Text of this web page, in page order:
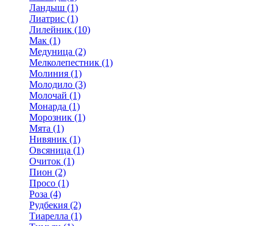
Ландыш (1)
Лиатрис (1)
Лилейник (10)
Мак (1)
Медуница (2)
Мелколепестник (1)
Молиния (1)
Молодило (3)
Молочай (1)
Монарда (1)
Морозник (1)
Мята (1)
Нивяник (1)
Овсяница (1)
Очиток (1)
Пион (2)
Просо (1)
Роза (4)
Рудбекия (2)
Тиарелла (1)